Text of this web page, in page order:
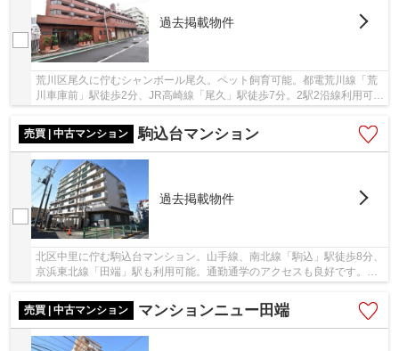
過去掲載物件
荒川区尾久に佇むシャンボール尾久。ペット飼育可能。都電荒川線「荒
川車庫前」駅徒歩2分、JR高崎線「尾久」駅徒歩7分。2駅2沿線利用可能
売買 | 中古マンション
駒込台マンション
過去掲載物件
北区中里に佇む駒込台マンション。山手線、南北線「駒込」駅徒歩8分、
京浜東北線「田端」駅も利用可能。通勤通学のアクセスも良好です。周
辺にスーパーやコンビニなどもありお買い物に...
売買 | 中古マンション
マンションニュー田端